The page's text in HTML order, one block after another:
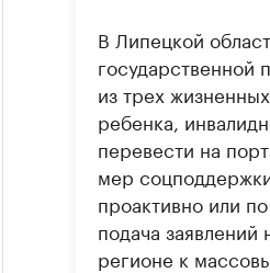
В Липецкой
государственной
из трех
ребенка,
перевести на
мер
проактивно или
подача
регионе к